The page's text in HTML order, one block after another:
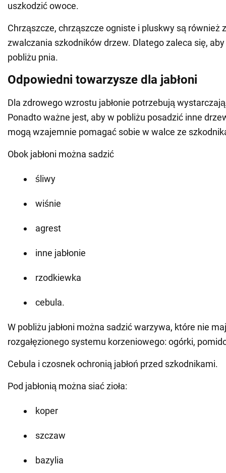
uszkodzić owoce.
Chrząszcze, chrząszcze ogniste i pluskwy są również
zwalczania szkodników drzew. Dlatego zaleca się,
pobliżu pnia.
Odpowiedni towarzysze dla jabłoni
Dla zdrowego wzrostu jabłonie potrzebują
Ponadto ważne jest, aby w pobliżu posadzić inne
mogą wzajemnie pomagać sobie w walce ze
Obok jabłoni można sadzić
śliwy
wiśnie
agrest
inne jabłonie
rzodkiewka
cebula.
W pobliżu jabłoni można sadzić warzywa, które nie
rozgałęzionego systemu korzeniowego: ogórki,
Cebula i czosnek ochronią jabłoń przed szkodnikami.
Pod jabłonią można siać zioła:
koper
szczaw
bazylia